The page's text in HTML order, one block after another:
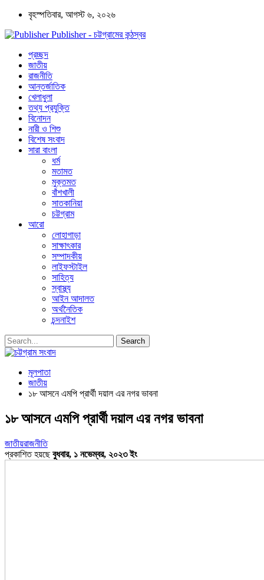
বৃহস্পতিবার, আগস্ট ৬, ২০২৬
Publisher - চট্টগ্রামের কন্ঠস্বর
প্রচ্ছদ
জাতীয়
রাজনীতি
আন্তর্জাতিক
খেলাধুলা
তথ্য প্রযুক্তি
বিনোদন
নারী ও শিশু
বিশেষ সংবাদ
সারা বাংলা
ধর্ম
মতামত
মুক্তমত
বাঁশখালী
সাতকানিয়া
চট্টগ্রাম
আরো
লোহাগাড়া
সাক্ষাৎকার
সম্পাদকীয়
লাইফস্টাইল
সাহিত্য
স্বাস্থ্য
আইন আদালত
অর্থনৈতিক
চন্দনাইশ
মূলপাতা
জাতীয়
১৮ আসনে এমপি প্রার্থী দয়াল এর নগর ভাবনা
১৮ আসনে এমপি প্রার্থী দয়াল এর নগর ভাবনা
জাতীয়রাজনীতি
প্রকাশিত হয়ছেবুধবার, ১ নভেম্বর, ২০২৩ ইং